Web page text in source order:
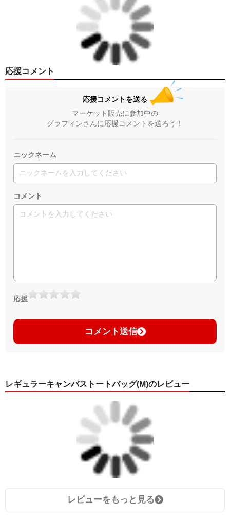
応援コメント
応援コメントを送る
マーケット販売に参加中の
グラフィンさんに応援コメントを送ろう！
ニックネーム
コメント
応援
コメント送信
レギュラーキャンバストートバッグ(M)のレビュー
レビューをもっと見る